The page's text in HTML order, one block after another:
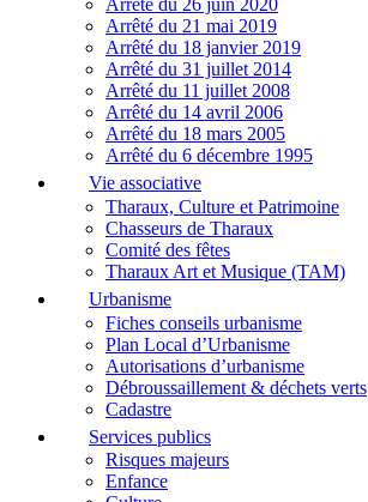
Arrêté du 26 juin 2020
Arrêté du 21 mai 2019
Arrêté du 18 janvier 2019
Arrêté du 31 juillet 2014
Arrêté du 11 juillet 2008
Arrêté du 14 avril 2006
Arrêté du 18 mars 2005
Arrêté du 6 décembre 1995
Vie associative
Tharaux, Culture et Patrimoine
Chasseurs de Tharaux
Comité des fêtes
Tharaux Art et Musique (TAM)
Urbanisme
Fiches conseils urbanisme
Plan Local d’Urbanisme
Autorisations d’urbanisme
Débroussaillement & déchets verts
Cadastre
Services publics
Risques majeurs
Enfance